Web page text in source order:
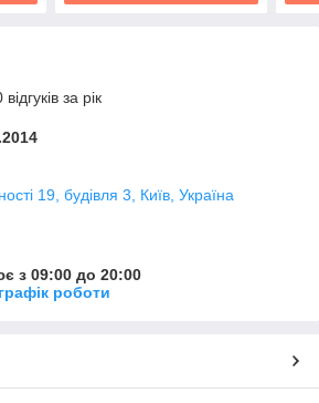
за рік
19, будівля 3, Київ, Україна
з 09:00 до 20:00
роботи